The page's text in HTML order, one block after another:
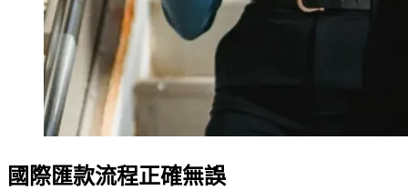
國際匯款流程正確無誤